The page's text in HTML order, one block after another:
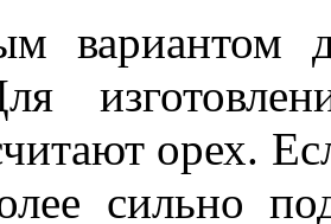
вариантом
орех.
сильно